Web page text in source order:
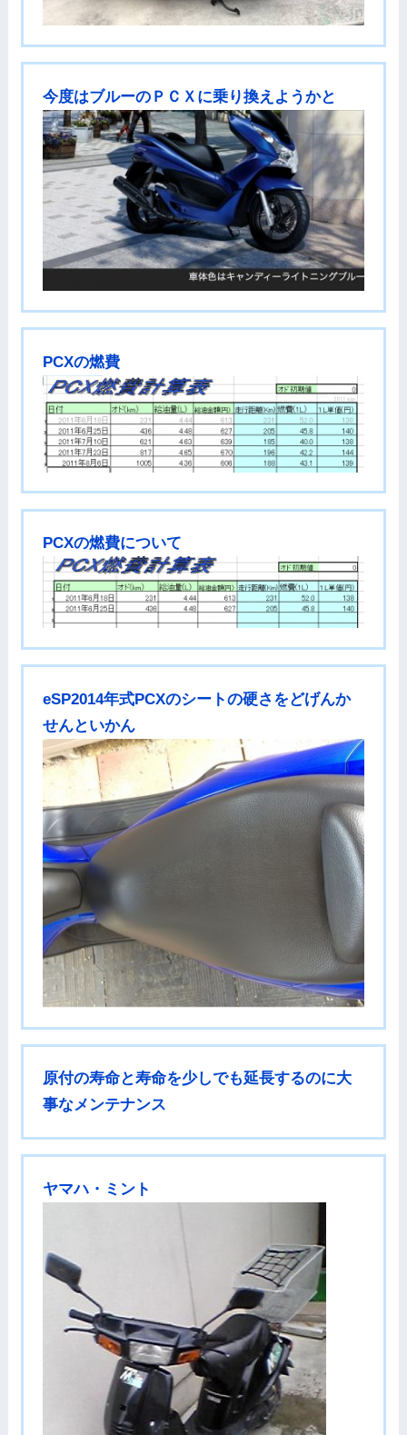
今度はブルーのＰＣＸに乗り換えようかと
PCXの燃費
PCXの燃費について
eSP2014年式PCXのシートの硬さをどげんか
せんといかん
原付の寿命と寿命を少しでも延長するのに大
事なメンテナンス
ヤマハ・ミント